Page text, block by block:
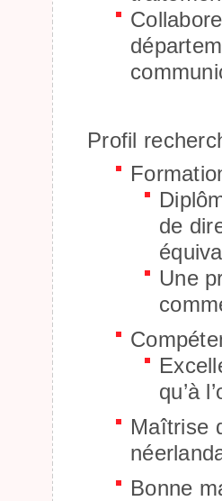
Profil
de
Une
qu’à
Maîtrise
Bonne